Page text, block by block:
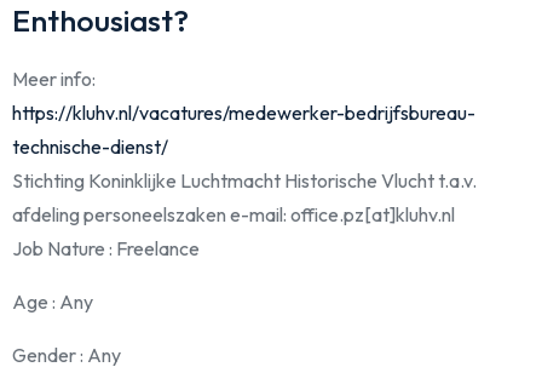
Enthousiast?
Meer info:
https://kluhv.nl/vacatures/medewerker-bedrijfsbureau-
technische-dienst/
Stichting Koninklijke Luchtmacht Historische Vlucht t.a.v.
afdeling personeelszaken e-mail: office.pz[at]kluhv.nl
Job Nature : Freelance
Age : Any
Gender: Any